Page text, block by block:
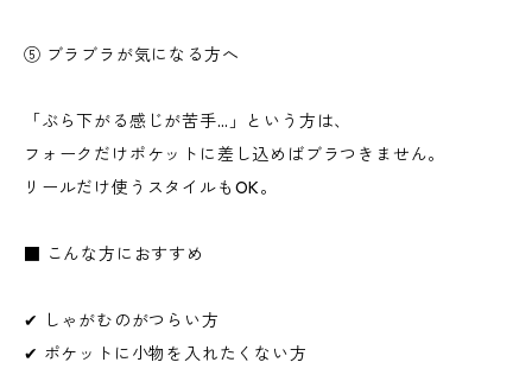
⑤ ブラブラが気になる方へ
「ぶら下がる感じが苦手…」という方は、
フォークだけポケットに差し込めばブラつきません。
リールだけ使うスタイルもOK。
■ こんな方におすすめ
✔ しゃがむのがつらい方
✔ ポケットに小物を入れたくない方